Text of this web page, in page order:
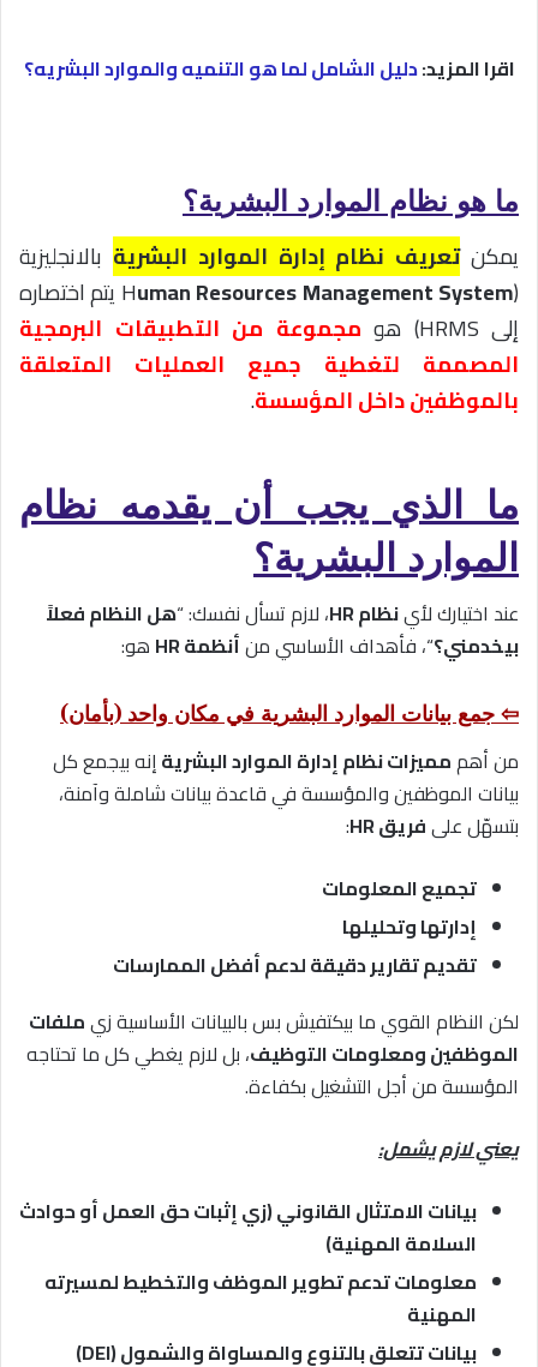
اقرا المزيد:دليل الشامل لما هو التنميه والموارد البشريه؟
ما هو نظام الموارد البشرية؟
يمكنتعريف نظام إدارة الموارد البشرية بالانجليزية
(H
uman Resources Management System يتم اختصاره
إلى HRMS) هو
مجموعة من التطبيقات البرمجية
المصممة لتغطية جميع العمليات المتعلقة
بالموظفين داخل المؤسسة.
ما الذي يجب أن يقدمه نظام
الموارد البشرية؟
عند اختيارك لأينظام HR ، لازم تسأل نفسك: “هل النظام فعلاً
بيخدمني؟“، فأهداف الأساسي منأنظمة HR هو:
⇦ جمع بيانات الموارد البشرية في مكان واحد (بأمان)
من أهممميزات نظام إدارة الموارد البشريةإنه بيجمع كل
بيانات الموظفين والمؤسسة في قاعدة بيانات شاملة وآمنة،
بتسهّل علىفريق HR
:
تجميع المعلومات
إدارتها وتحليلها
تقديم تقارير دقيقة لدعم أفضل الممارسات
لكن النظام القوي ما بيكتفيش بس بالبيانات الأساسية زيملفات
الموظفين ومعلومات التوظيف، بل لازم يغطي كل ما تحتاجه
المؤسسة من أجل التشغيل بكفاءة.
يعني لازم يشمل:
بيانات الامتثال القانوني (زي إثبات حق العمل أو حوادث
السلامة المهنية)
معلومات تدعم تطوير الموظف والتخطيط لمسيرته
المهنية
بيانات تتعلق بالتنوع والمساواة والشمول (DEI)